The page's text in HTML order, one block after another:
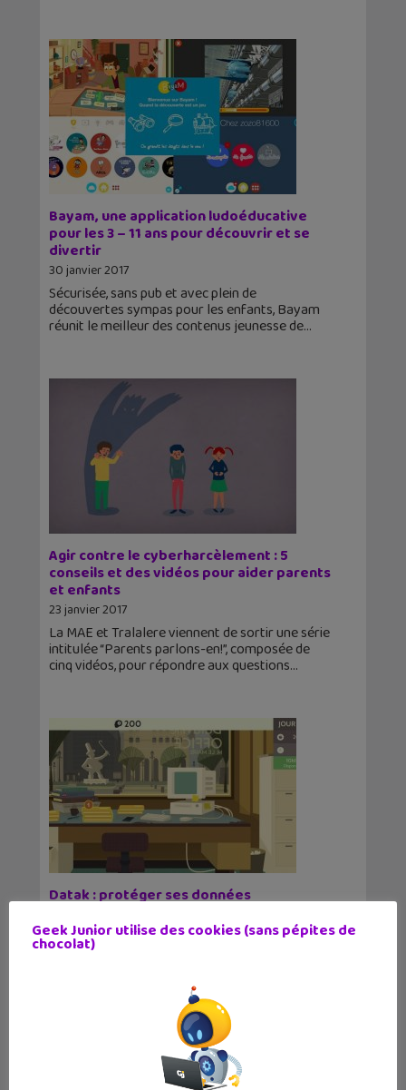
Bayam, une application ludoéducative
pour les 3 – 11 ans pour découvrir et se
divertir
30 janvier 2017
Sécurisée, sans pub et avec plein de
découvertes sympas pour les enfants, Bayam
réunit le meilleur des contenus jeunesse de
Agir contre le cyberharcèlement : 5
conseils et des vidéos pour aider parents
et enfants
23 janvier 2017
La MAE et Tralalere viennent de sortir une série
intitulée “Parents parlons-en!”, composée de
cinq vidéos, pour répondre aux questions
Datak : protéger ses données
28 décembre 2016
Des données personnelles, on en laisse un
mais ludique pour réfléchir aux
Geek Junior utilise des cookies (sans pépites de
chocolat)